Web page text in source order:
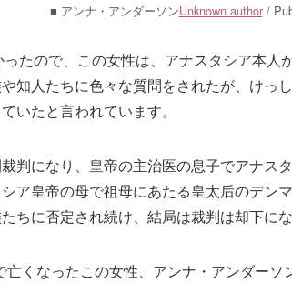
■ アンナ・アンダーソンUnknown author/
たので、この女性は、アナスタシア本人
知人たちに色々な質問をされたが、けっ
いたと言われています。
判になり、皇帝の主治医の息子でアナス
ア皇帝の母で祖母にあたる皇太后のデン
ちに否定され続け、結局は裁判は却下にな
くなったこの女性、アンナ・アンダー